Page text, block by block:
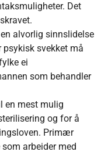
Det
alvorlig sinnslidelse
svekket må
ei
som behandler
en mest mulig
og for å
Primær
arbeider med